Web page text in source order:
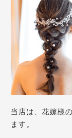
当店は、花嫁様
ます。